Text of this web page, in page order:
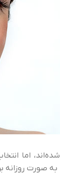
اما
به صورت